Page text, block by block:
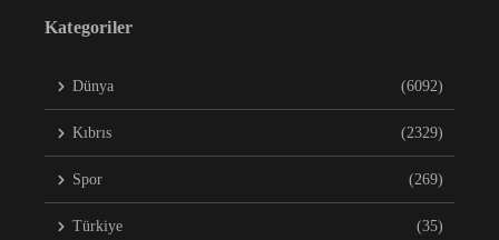
Kategoriler
Dünya (6092)
Kıbrıs (2329)
Spor (269)
Türkiye (35)